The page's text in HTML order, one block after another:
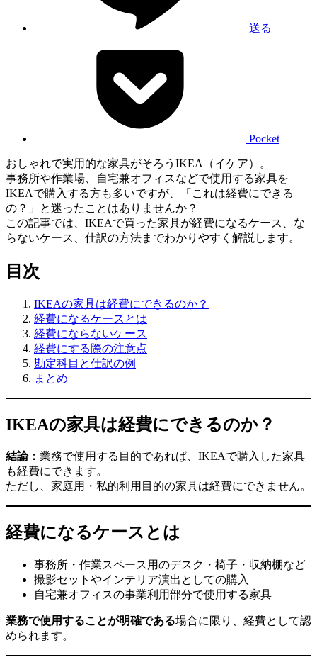
送る
Pocket
おしゃれで実用的な家具がそろうIKEA（イケア）。
事務所や作業場、自宅兼オフィスなどで使用する家具を
IKEAで購入する方も多いですが、「これは経費にできる
の？」と迷ったことはありませんか？
この記事では、IKEAで買った家具が経費になるケース、な
らないケース、仕訳の方法までわかりやすく解説します。
目次
IKEAの家具は経費にできるのか？
経費になるケースとは
経費にならないケース
経費にする際の注意点
勘定科目と仕訳の例
まとめ
IKEAの家具は経費にできるのか？
結論： 業務で使用する目的であれば、IKEAで購入した家具
も経費にできます。
ただし、家庭用・私的利用目的の家具は経費にできません。
経費になるケースとは
事務所・作業スペース用のデスク・椅子・収納棚など
撮影セットやインテリア演出としての購入
自宅兼オフィスの事業利用部分で使用する家具
業務で使用することが明確である場合に限り、経費として認
められます。